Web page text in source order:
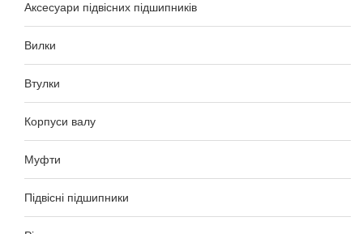
Аксесуари підвісних підшипників
Вилки
Втулки
Корпуси валу
Муфти
Підвісні підшипники